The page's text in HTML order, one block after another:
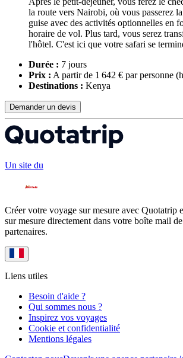
la route vers Nairobi, où vous passerez
guise avec des activités optionnelles en
horaire de vol. Plus tard, vous serez
l'hôtel. C'est ici que votre safari se
Durée : 7 jours
Prix : A partir de 1 642 € par personne
Destinations : Kenya
Demander un devis
Un site du
Créer votre voyage sur mesure avec Quotatrip
sur mesure directement dans votre boîte mail
partenaires.
Liens utiles
Besoin d'aide ?
Qui sommes nous ?
Inspirez vos voyages
Cookie et confidentialité
Mentions légales